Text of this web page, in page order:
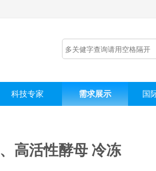
科技专家 需求展示 国
高活性酵母 冷冻